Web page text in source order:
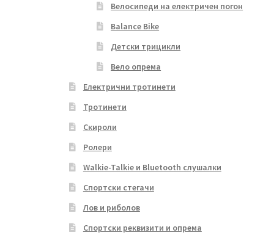
Велосипеди на електричен погон
Balance Bike
Детски трицикли
Вело опрема
Електрични тротинети
Тротинети
Скироли
Ролери
Walkie-Talkie и Bluetooth слушалки
Спортски стегачи
Лов и риболов
Спортски реквизити и опрема